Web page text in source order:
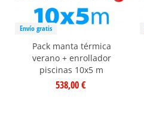
Envío gratis
Pack manta térmica
verano + enrollador
piscinas 10x5 m
538,00 €